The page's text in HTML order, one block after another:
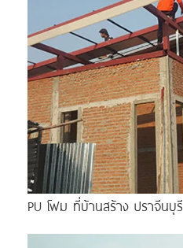
PU โฟม ที่บ้านสร้าง ปราจีนบุรี